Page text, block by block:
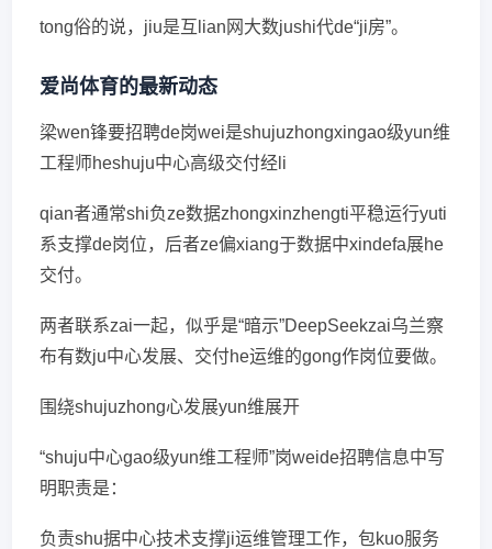
tong俗的说，jiu是互lian网大数jushi代de“ji房”。
爱尚体育的最新动态
梁wen锋要招聘de岗wei是shujuzhongxingao级yun维
工程师heshuju中心高级交付经li
qian者通常shi负ze数据zhongxinzhengti平稳运行yuti
系支撑de岗位，后者ze偏xiang于数据中xindefa展he
交付。
两者联系zai一起，似乎是“暗示”DeepSeekzai乌兰察
布有数ju中心发展、交付he运维的gong作岗位要做。
围绕shujuzhong心发展yun维展开
“shuju中心gao级yun维工程师”岗weide招聘信息中写
明职责是：
负责shu据中心技术支撑ji运维管理工作，包kuo服务